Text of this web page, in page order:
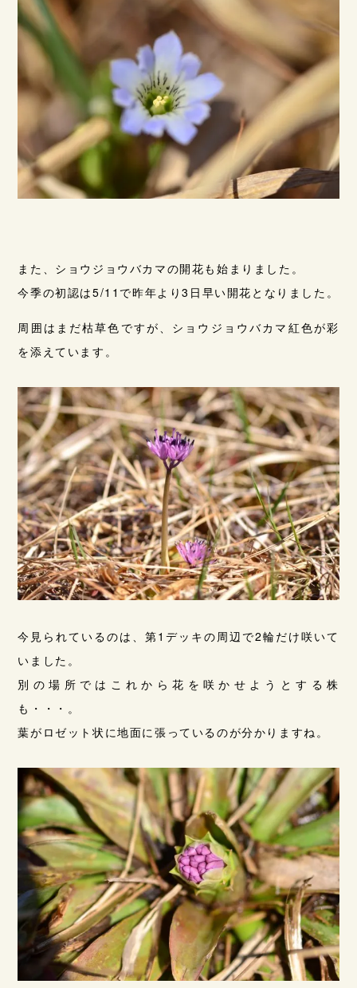
また、ショウジョウバカマの開花も始まりました。
今季の初認は5/11で昨年より3日早い開花となりました。
周囲はまだ枯草色ですが、ショウジョウバカマ紅色が彩
を添えています。
今見られているのは、第1デッキの周辺で2輪だけ咲いて
いました。
別の場所ではこれから花を咲かせようとする株
も・・・。
葉がロゼット状に地面に張っているのが分かりますね。